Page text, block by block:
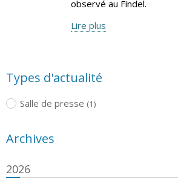
observé au Findel.
Lire plus
Types d'actualité
Salle de presse (1)
Archives
2026